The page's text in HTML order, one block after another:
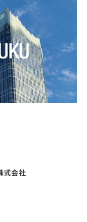
ドライン等の遵守」、「質問及
バシーポリシーを策定
方法、責任者・担当者及びその
、個人データを取り扱う従業
、法や取扱規程に違反してい
に定期的な研修を実施
則に記載
式会社